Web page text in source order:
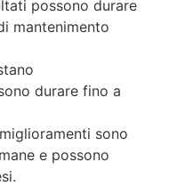
possono durare
mantenimento
durare fino a
sono
e possono